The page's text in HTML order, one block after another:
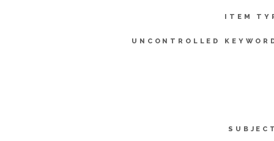
ITEM
UNCONTROLLED